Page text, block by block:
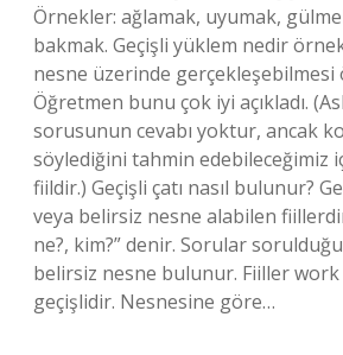
Örnekler: ağlamak, uyumak,
bakmak. Geçişli yüklem nedir
nesne üzerinde gerçekleşebilmesi
Öğretmen bunu çok iyi açıkladı.
sorusunun cevabı yoktur, ancak
söylediğini tahmin edebileceğimiz
fiildir.) Geçişli çatı nasıl bulunur?
veya belirsiz nesne alabilen
ne?, kim?” denir. Sorular
belirsiz nesne bulunur. Fiiller
geçişlidir. Nesnesine göre…